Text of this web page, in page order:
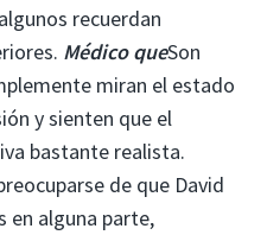
recuerdan
Médico queSon
miran el estado
y sienten que el
bastante realista.
de que David
en alguna parte,